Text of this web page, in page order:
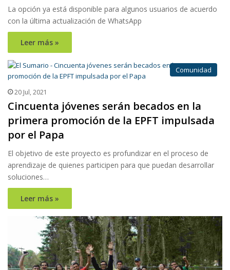
La opción ya está disponible para algunos usuarios de acuerdo
con la última actualización de WhatsApp
Leer más »
Comunidad
20 Jul, 2021
Cincuenta jóvenes serán becados en la
primera promoción de la EPFT impulsada
por el Papa
El objetivo de este proyecto es profundizar en el proceso de
aprendizaje de quienes participen para que puedan desarrollar
soluciones…
Leer más »